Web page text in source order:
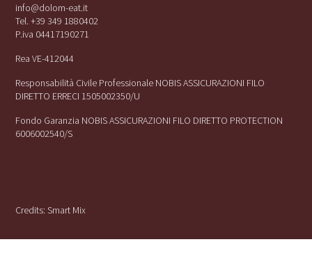
info@dolom-eat.it
Tel. +39 349 1880402
P.iva 04417190271
Rea VE-412044
Responsabilità Civile Professionale NOBIS ASSICURAZIONI FILO
DIRETTO ERRECI 1505002350/U
Fondo Garanzia NOBIS ASSICURAZIONI FILO DIRETTO PROTECTION
6006002540/S
Credits:Smart Mix